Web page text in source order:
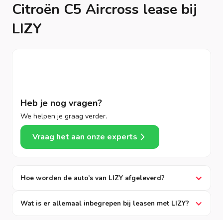
Citroën C5 Aircross lease bij
LIZY
Heb je nog vragen?
We helpen je graag verder.
Vraag het aan onze experts
Hoe worden de auto’s van LIZY afgeleverd?
Wat is er allemaal inbegrepen bij leasen met LIZY?